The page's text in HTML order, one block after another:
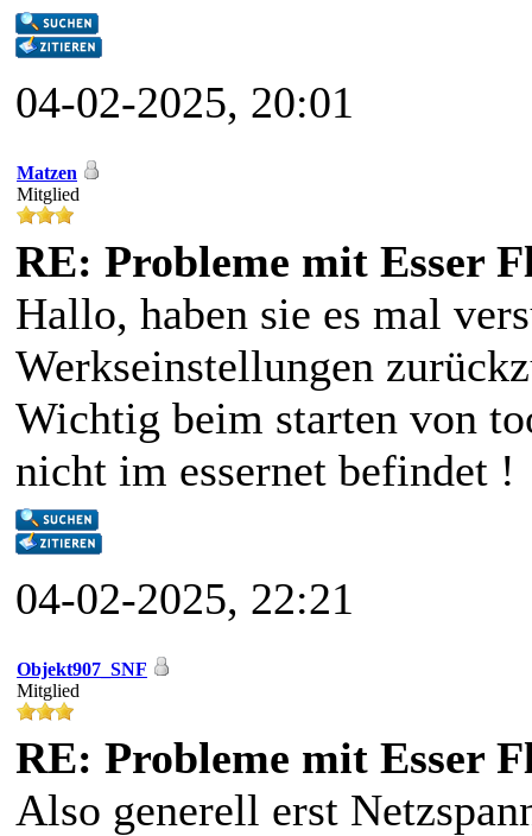
04-02-2025, 20:01
Matzen
Mitglied
RE: Probleme mit Esser
Hallo, haben sie es mal
Werkseinstellungen
Wichtig beim starten von
nicht im essernet befindet !
04-02-2025, 22:21
Objekt907_SNF
Mitglied
RE: Probleme mit Esser
Also generell erst